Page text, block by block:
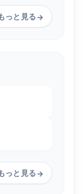
っと見る→
っと見る→